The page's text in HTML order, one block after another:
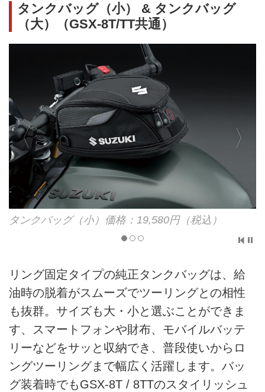
タンクバッグ（小） & タンクバッグ
（大）（GSX-8T/TT共通）
タンクバッグ（小）価格：19,580円（税込）
リング固定タイプの純正タンクバッグは、給
油時の脱着がスムーズでツーリングとの相性
も抜群。サイズも大・小と選ぶことができま
す、スマートフォンや財布、モバイルバッテ
リーなどをサッと収納でき、普段使いからロ
ングツーリングまで幅広く活躍します。バッ
グ装着時でもGSX-8T / 8TTのスタイリッシュ